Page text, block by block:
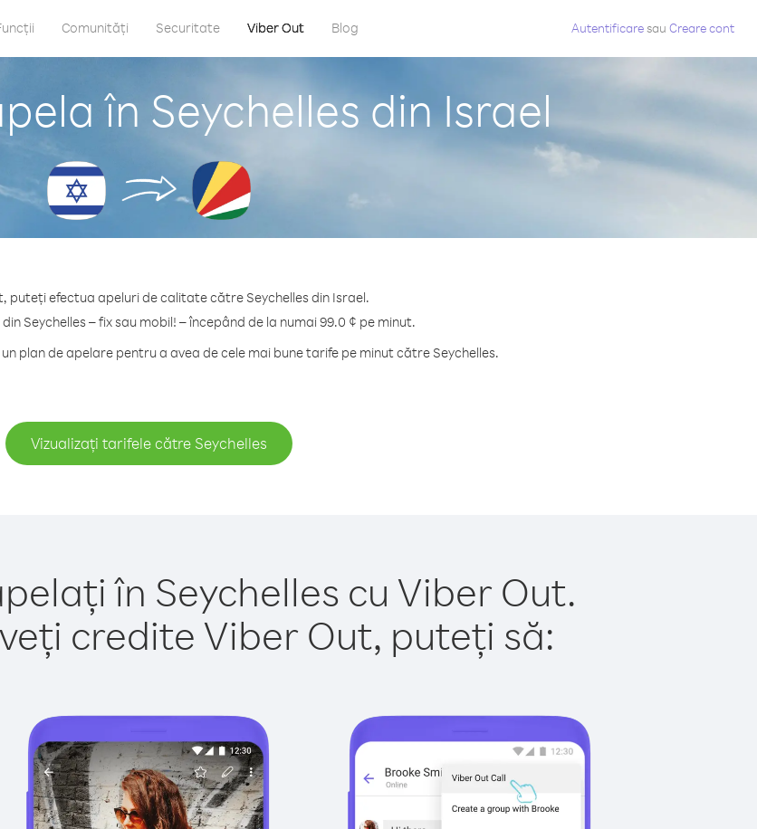
Comunități Securitate Viber Out Blog Autentificaresau Creare cont
în Seychelles din Israel
puteți efectua apeluri de calitate către Seychelles din Israel.
Seychelles – fix sau mobil! – începând de la numai 99.0 ¢ pe minut.
plan de apelare pentru a avea de cele mai bune tarife pe minut către Seychelles.
Vizualizați tarifele către Seychelles
în Seychelles cu Viber Out.
credite Viber Out, puteți să: